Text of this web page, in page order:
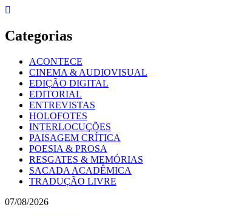
Skip
content
Categorias
ACONTECE
CINEMA & AUDIOVISUAL
EDIÇÃO DIGITAL
EDITORIAL
ENTREVISTAS
HOLOFOTES
INTERLOCUÇÕES
PAISAGEM CRÍTICA
POESIA & PROSA
RESGATES & MEMÓRIAS
SACADA ACADÊMICA
TRADUÇÃO LIVRE
07/08/2026